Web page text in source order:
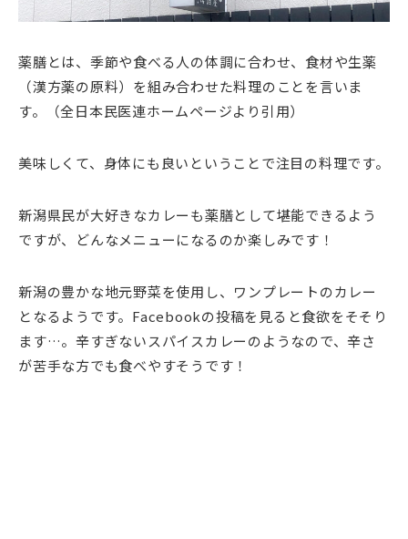
薬膳とは、季節や食べる人の体調に合わせ、食材や生薬
（漢方薬の原料）を組み合わせた料理のことを言いま
す。（全日本民医連ホームページより引用）
美味しくて、身体にも良いということで注目の料理です。
新潟県民が大好きなカレーも薬膳として堪能できるよう
ですが、どんなメニューになるのか楽しみです！
新潟の豊かな地元野菜を使用し、ワンプレートのカレー
となるようです。Facebookの投稿を見ると食欲をそそり
ます…。辛すぎないスパイスカレーのようなので、辛さ
が苦手な方でも食べやすそうです！